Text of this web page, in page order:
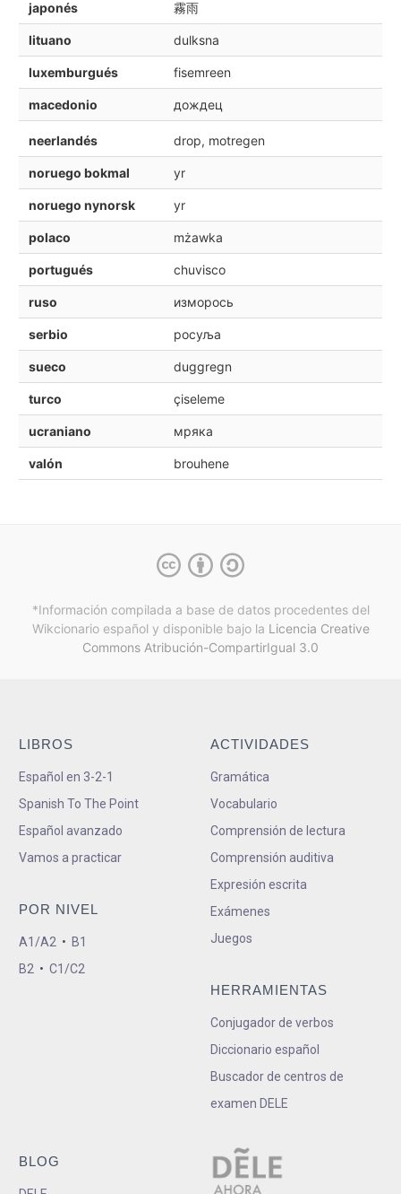
japonés 霧雨
lituano dulksna
luxemburgués fisemreen
macedonio дождец
neerlandés drop, motregen
noruego bokmal yr
noruego nynorsk yr
polaco mżawka
portugués chuvisco
ruso изморось
serbio росуља
sueco duggregn
turco çiseleme
ucraniano мряка
valón brouhene
*Información compilada a base de datos procedentes del
Wikcionario español y disponible bajo la Licencia Creative
Commons Atribución-CompartirIgual 3.0
LIBROS
Español en 3-2-1
Spanish To The Point
Español avanzado
Vamos a practicar
POR NIVEL
A1/A2 • B1
B2 • C1/C2
ACTIVIDADES
Gramática
Vocabulario
Comprensión de lectura
Comprensión auditiva
Expresión escrita
Exámenes
Juegos
HERRAMIENTAS
Conjugador de verbos
Diccionario español
Buscador de centros de
examen DELE
BLOG